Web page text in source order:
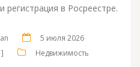
в Росреестре.
5 июля 2026
Недвижимость